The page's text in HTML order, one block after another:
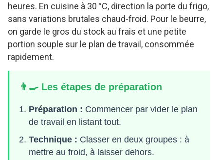
heures. En cuisine à 30 °C, direction la porte du frigo,
sans variations brutales chaud-froid. Pour le beurre,
on garde le gros du stock au frais et une petite
portion souple sur le plan de travail, consommée
rapidement.
👨‍🍳 Les étapes de préparation
Préparation : Commencer par vider le plan
de travail en listant tout.
Technique : Classer en deux groupes : à
mettre au froid, à laisser dehors.